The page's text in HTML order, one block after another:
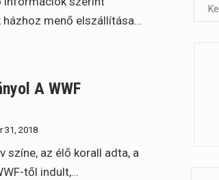
házhoz menő elszállítása…
A WWF
31, 2018
színe, az élő korall adta, a
től indult,…